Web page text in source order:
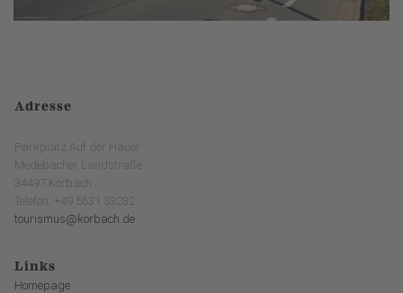
Adresse
Parkplatz Auf der Hauer
Medebacher Landstraße
34497 Korbach
Telefon: +49 5631 53232
tourismus@korbach.de
Links
Homepage